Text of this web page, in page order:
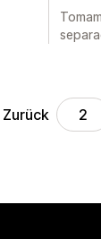
Zurück 2